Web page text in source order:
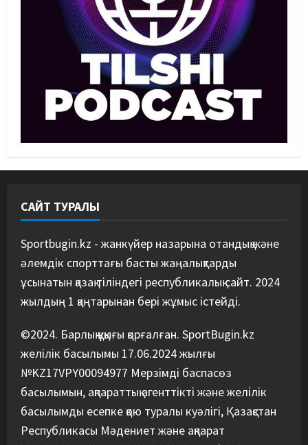
2
Басты жаңалық Күрес
“Оңай болған жоқ”: Өзбек
файтері өзінен үш есе ауыр
балуанды таза жеңді
07/08/2026
Әйгілі Снайдер мен Тажудинов
5
құрамасының бас бапкері
тағайындалды
САЙТ ТУРАЛЫ
Sportbugin.kz - жанкүйер назарына отандық және
әлемдік спорттағы басты жаңалықтарды
ұсынатын қазақ тіліндегі республикалық сайт. 2024
жылдың 1 қаңтарынан бері жұмыс істейді.
©2024. Барлық құқығы қорғалған. SportBugin.kz
желілік басылымы 17.06.2024 жылғы
№KZ17VPY00094977 Мерзімді баспасөз
басылымын, ақпараттық агенттікті және желілік
басылымды есепке қою туралы куәлігі, Қазақстан
Республикасы Мәдениет және ақпарат